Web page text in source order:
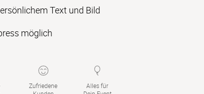
Text und Bild
möglich
Zufriedene
Alles für